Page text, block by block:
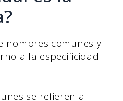
nombres comunes y
a la especificidad
se refieren a